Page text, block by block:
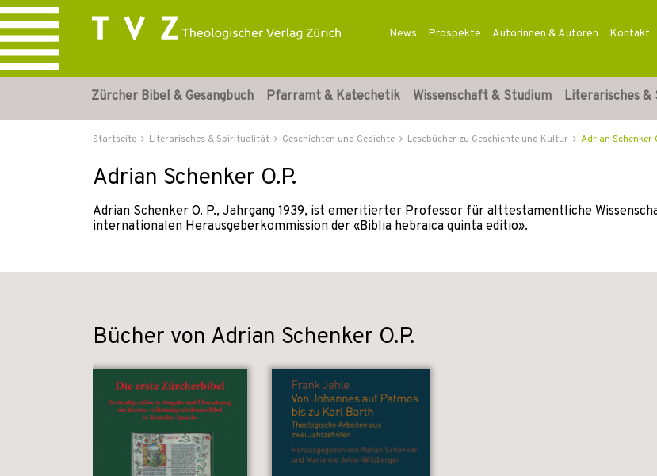
News Prospekte Autorinnen & Autoren Kontakt
Zürcher Bibel & Gesangbuch Pfarramt & Katechetik Wissenschaft & Studium Literarisches
Startseite Literarisches & Spiritualität Geschichten und Gedichte Lesebücher zu Geschichte und Kultur Adrian Schenker
Adrian Schenker O.P.
Adrian Schenker O. P., Jahrgang 1939, ist emeritierter Professor für alttestamentliche
internationalen Herausgeberkommis­sion der «Biblia hebraica quinta editio».
Bücher von Adrian Schenker O.P.